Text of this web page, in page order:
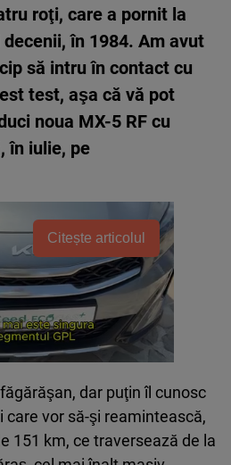
roţi, care a pornit la
în 1984. Am avut
să intru în contact cu
test, aşa că vă pot
noua MX-5 RF cu
în iulie, pe
Citește articolul
dar puţin îl cunosc
care vor să-şi reamintească,
151 km, ce traversează de la